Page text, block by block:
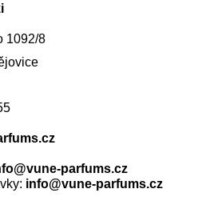
1092/8
parfums.cz
info@vune-parfums.cz